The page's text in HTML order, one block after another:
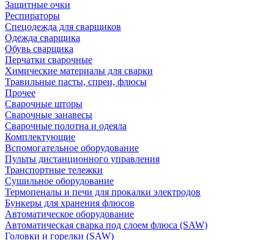
Защитные очки
Респираторы
Спецодежда для сварщиков
Одежда сварщика
Обувь сварщика
Перчатки сварочные
Химические материалы для сварки
Травильные пасты, спреи, флюсы
Прочее
Сварочные шторы
Сварочные занавесы
Сварочные полотна и одеяла
Комплектующие
Вспомогательное оборудование
Пульты дистанционного управления
Транспортные тележки
Сушильное оборудование
Термопеналы и печи для прокалки электродов
Бункеры для хранения флюсов
Автоматическое оборудование
Автоматическая сварка под слоем флюса (SAW)
Головки и горелки (SAW)